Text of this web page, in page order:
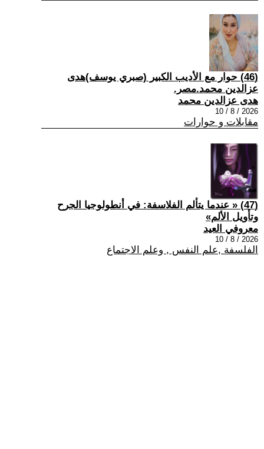
(46) حوار مع الأديب الكبير (صبري يوسف)هدى
عزالدين محمد.مصر.
هدى عزالدين محمد
2026 / 8 / 10
مقابلات و حوارات
(47) « عندما يتألم الفلاسفة: في أنطولوجيا الجرح
وتأويل الألم»
معروفي العيد
2026 / 8 / 10
الفلسفة ,علم النفس , وعلم الاجتماع